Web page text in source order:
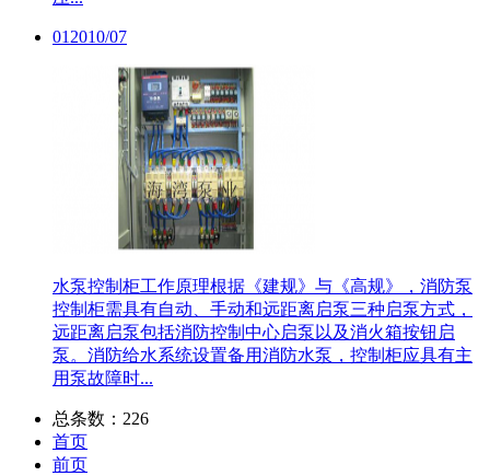
01 2010/07
水泵控制柜工作原理根据《建规》与《高规》，消防泵
控制柜需具有自动、手动和远距离启泵三种启泵方式，
远距离启泵包括消防控制中心启泵以及消火箱按钮启
泵。消防给水系统设置备用消防水泵，控制柜应具有主
用泵故障时...
总条数：226
首页
前页